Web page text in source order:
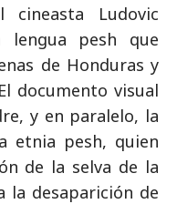
cineasta Ludovic
lengua pesh que
de Honduras y
documento visual
y en paralelo, la
etnia pesh, quien
de la selva de la
la desaparición de